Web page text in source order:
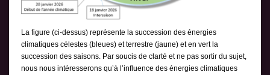
La figure (ci-dessus) représente la succession des énergies
climatiques célestes (bleues) et terrestre (jaune) et en vert la
succession des saisons. Par soucis de clarté et ne pas sortir du sujet,
nous nous intéresserons qu’à l’influence des énergies climatiques